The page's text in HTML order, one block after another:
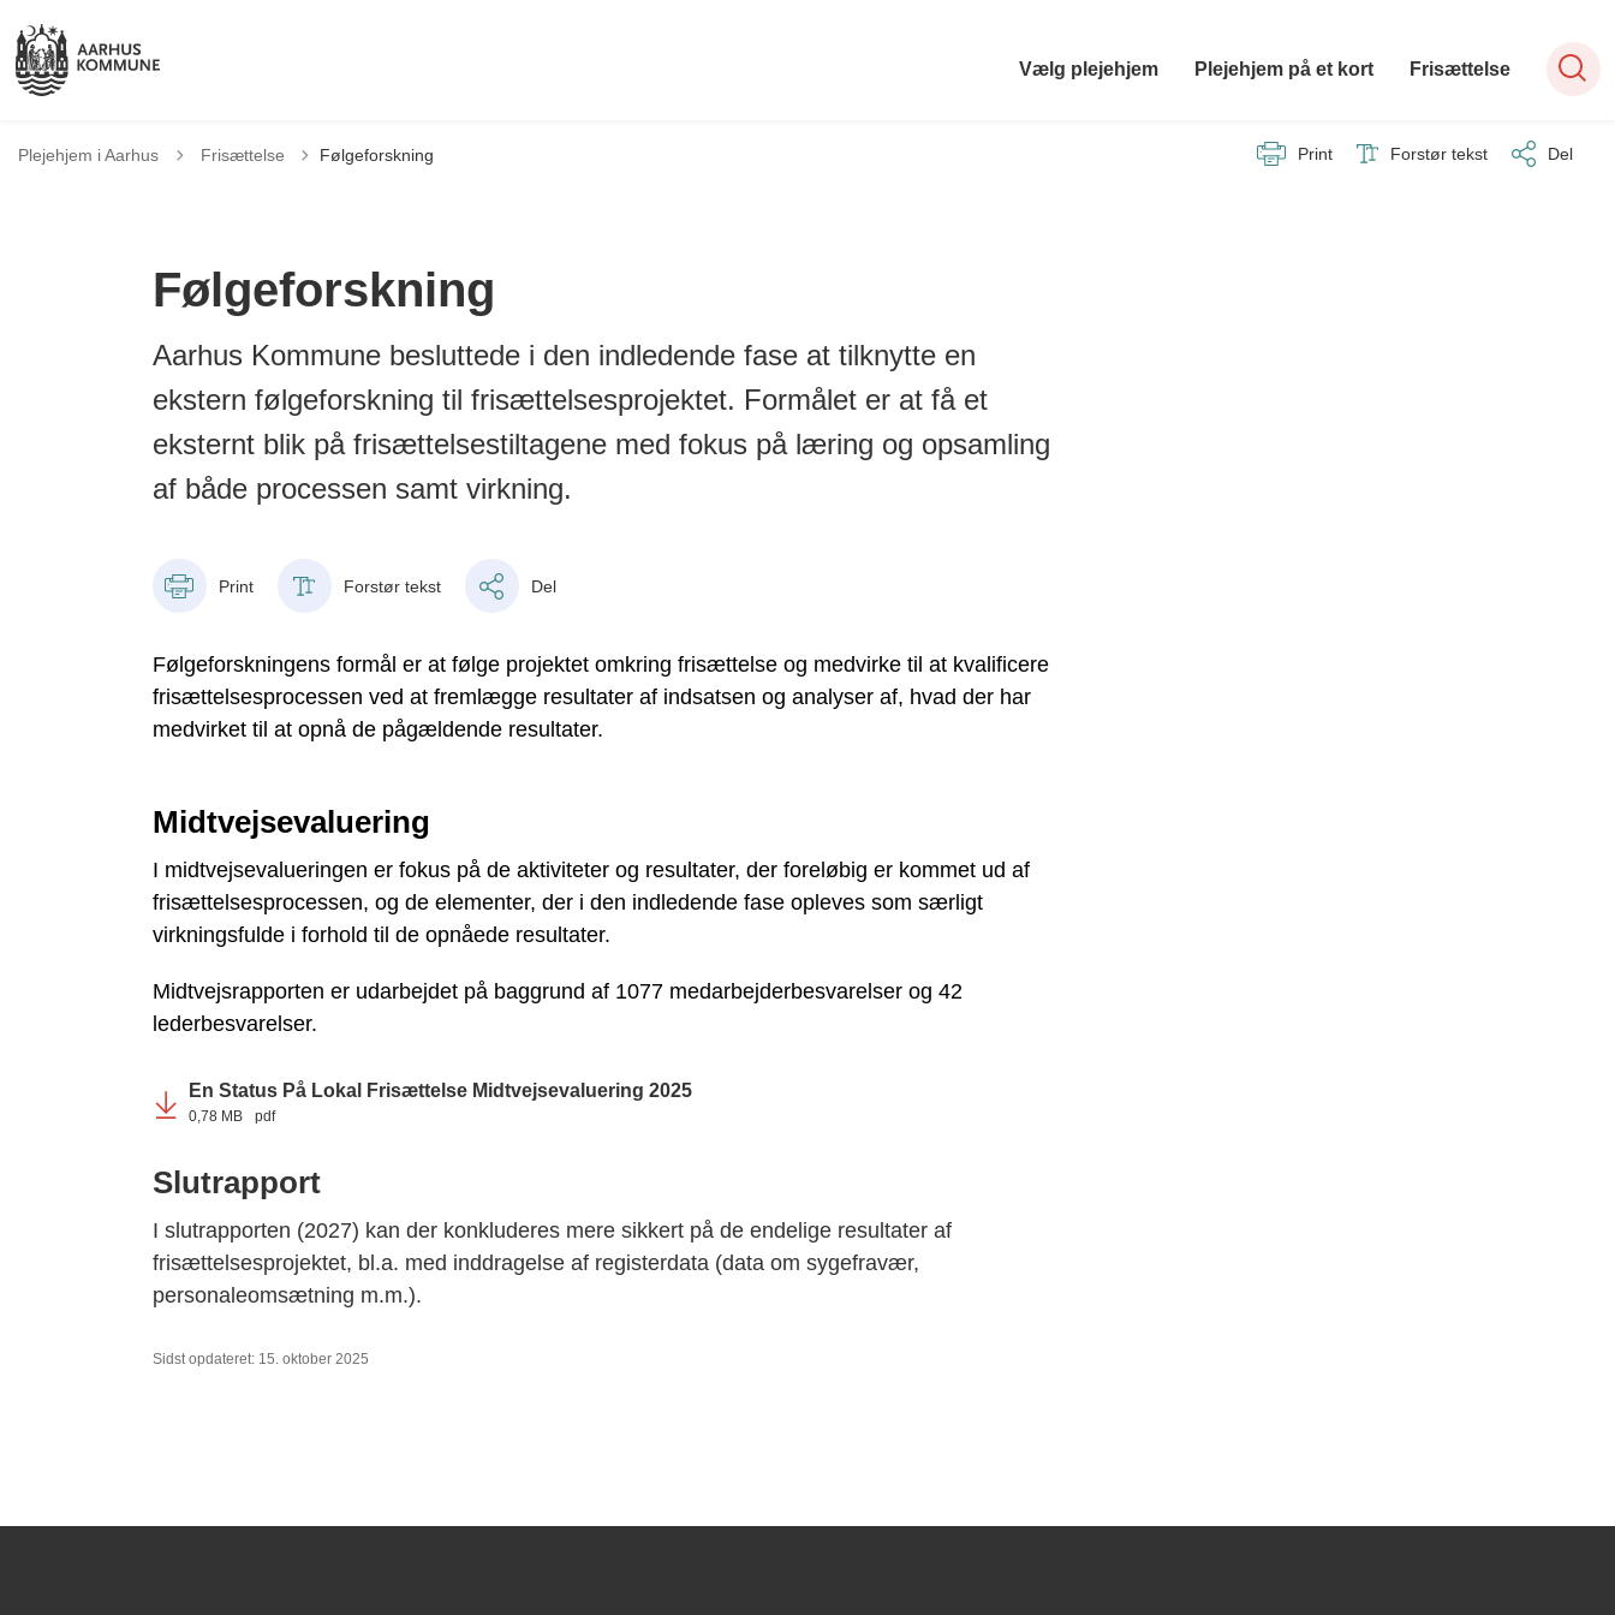
Vælg plejehjem Plejehjem på et kort Frisættelse
Plejehjem i Aarhus Tilbage til
Frisættelse Følgeforskning Print Forstør tekst Del
Følgeforskning
Aarhus Kommune besluttede i den indledende fase at tilknytte en
ekstern følgeforskning til frisættelsesprojektet. Formålet er at få et
eksternt blik på frisættelsestiltagene med fokus på læring og opsamling
af både processen samt virkning.
Print Forstør tekst Del
Følgeforskningens formål er at følge projektet omkring frisættelse og medvirke til at kvalificere
frisættelsesprocessen ved at fremlægge resultater af indsatsen og analyser af, hvad der har
medvirket til at opnå de pågældende resultater.
Midtvejsevaluering
I midtvejsevalueringen er fokus på de aktiviteter og resultater, der foreløbig er kommet ud af
frisættelsesprocessen, og de elementer, der i den indledende fase opleves som særligt
virkningsfulde i forhold til de opnåede resultater.
Midtvejsrapporten er udarbejdet på baggrund af 1077 medarbejderbesvarelser og 42
lederbesvarelser.
En Status På Lokal Frisættelse Midtvejsevaluering 2025
0,78 MB pdf
Slutrapport
I slutrapporten (2027) kan der konkluderes mere sikkert på de endelige resultater af
frisættelsesprojektet, bl.a. med inddragelse af registerdata (data om sygefravær,
personaleomsætning m.m.).
Sidst opdateret: 15. oktober 2025